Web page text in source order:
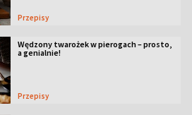
Przepisy
Wędzony twarożek w pierogach – prosto,
a genialnie!
Przepisy